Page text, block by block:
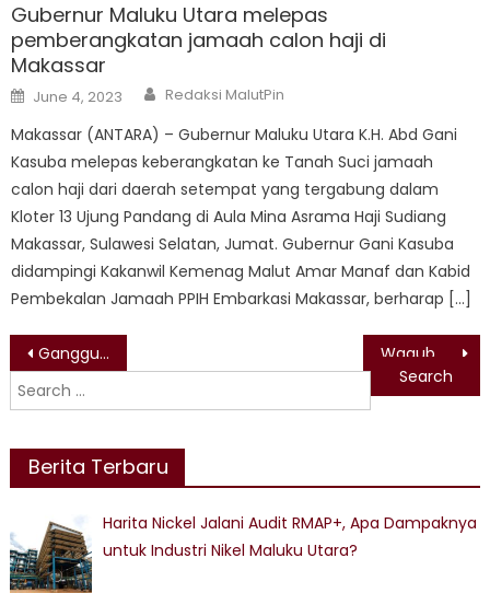
Gubernur Maluku Utara melepas
pemberangkatan jamaah calon haji di
Makassar
Posted
on
June 4, 2023 Author
Redaksi MalutPin
Makassar (ANTARA) – Gubernur Maluku Utara K.H. Abd Gani
Kasuba melepas keberangkatan ke Tanah Suci jamaah
calon haji dari daerah setempat yang tergabung dalam
Kloter 13 Ujung Pandang di Aula Mina Asrama Haji Sudiang
Makassar, Sulawesi Selatan, Jumat. Gubernur Gani Kasuba
didampingi Kakanwil Kemenag Malut Amar Manaf dan Kabid
Pembekalan Jamaah PPIH Embarkasi Makassar, berharap […]
Post
navigation
Gangguan Teknis dan Sambungan Liar Disebut Jadi Pemicu Isu Air dan Listrik di Kawasi
Search
for:
Berita Terbaru
Harita Nickel Jalani Audit RMAP+, Apa Dampaknya
untuk Industri Nikel Maluku Utara?